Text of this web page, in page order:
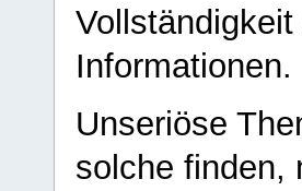
Informationen.
Unseriöse
solche finden,